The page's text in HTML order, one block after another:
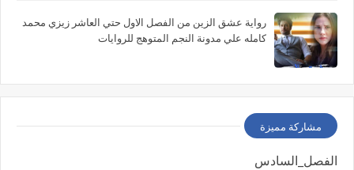
رواية عشق الزين من الفصل الاول حتي العاشر زيزي محمد
كامله علي مدونة النجم المتوهج للروايات
مشاركة مميزة
الفصل_السادس